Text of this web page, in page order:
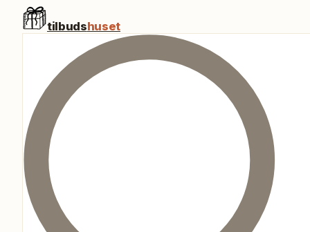
tilbudshuset